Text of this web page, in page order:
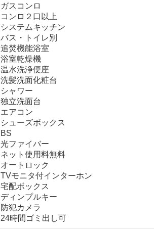
ガスコンロ
コンロ２口以上
システムキッチン
バス・トイレ別
追焚機能浴室
浴室乾燥機
温水洗浄便座
洗髪洗面化粧台
シャワー
独立洗面台
エアコン
シューズボックス
BS
光ファイバー
ネット使用料無料
オートロック
TVモニタ付インターホン
宅配ボックス
ディンプルキー
防犯カメラ
24時間ゴミ出し可